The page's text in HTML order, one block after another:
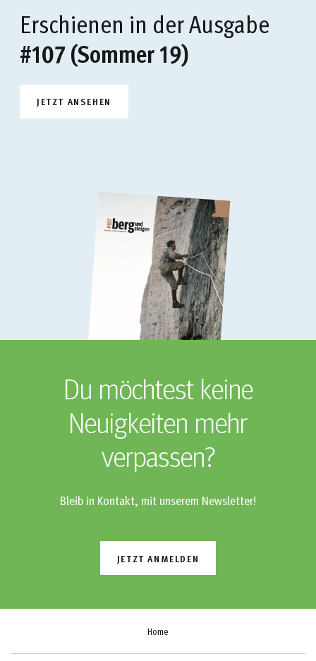
Erschienen in der Ausgabe
#107 (Sommer 19)
JETZT ANSEHEN
Du möchtest keine
Neuigkeiten mehr
verpassen?
Bleib in Kontakt, mit unserem Newsletter!
JETZT ANMELDEN
Home